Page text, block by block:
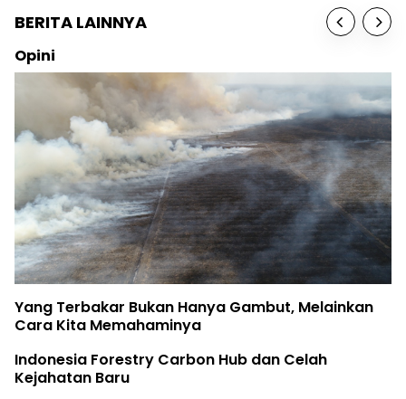
BERITA LAINNYA
Opini
Yang Terbakar Bukan Hanya Gambut, Melainkan
Cara Kita Memahaminya
Indonesia Forestry Carbon Hub dan Celah
Kejahatan Baru